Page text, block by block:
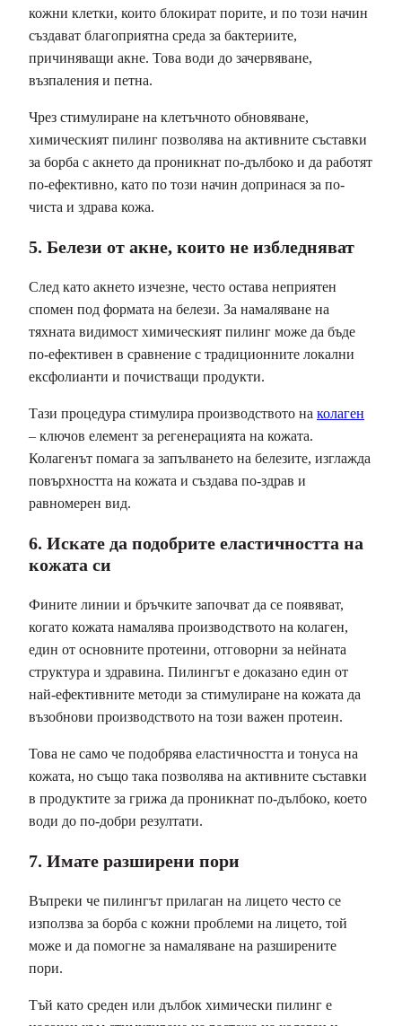
кожни клетки, които блокират порите, и по този начин
създават благоприятна среда за бактериите,
причиняващи акне. Това води до зачервяване,
възпаления и петна.
Чрез стимулиране на клетъчното обновяване,
химическият пилинг позволява на активните съставки
за борба с акнето да проникнат по-дълбоко и да работят
по-ефективно, като по този начин допринася за по-
чиста и здрава кожа.
5. Белези от акне, които не избледняват
След като акнето изчезне, често остава неприятен
спомен под формата на белези. За намаляване на
тяхната видимост химическият пилинг може да бъде
по-ефективен в сравнение с традиционните локални
ексфолианти и почистващи продукти.
Тази процедура стимулира производството на колаген
– ключов елемент за регенерацията на кожата.
Колагенът помага за запълването на белезите, изглажда
повърхността на кожата и създава по-здрав и
равномерен вид.
6. Искате да подобрите еластичността на
кожата си
Фините линии и бръчките започват да се появяват,
когато кожата намалява производството на колаген,
един от основните протеини, отговорни за нейната
структура и здравина. Пилингът е доказано един от
най-ефективните методи за стимулиране на кожата да
възобнови производството на този важен протеин.
Това не само че подобрява еластичността и тонуса на
кожата, но също така позволява на активните съставки
в продуктите за грижа да проникнат по-дълбоко, което
води до по-добри резултати.
7. Имате разширени пори
Въпреки че пилингът прилаган на лицето често се
използва за борба с кожни проблеми на лицето, той
може и да помогне за намаляване на разширените
пори.
Тъй като среден или дълбок химически пилинг е